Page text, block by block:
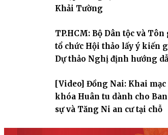
Khải Tường
TP.HCM: Bộ Dân tộc và Tôn
tổ chức Hội thảo lấy ý kiến
Dự thảo Nghị định hướng
giáo
[Video] Đồng Nai: Khai mạc
khóa Huân tu dành cho
sự và Tăng Ni an cư tại chỗ